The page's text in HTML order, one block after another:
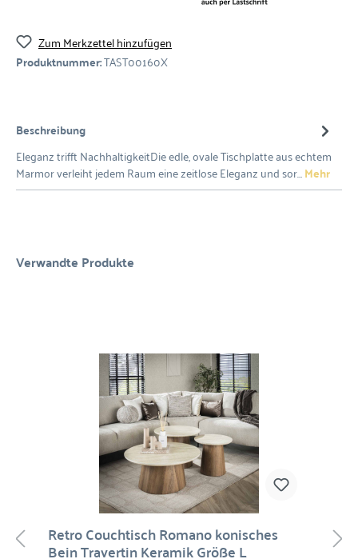
Zum Merkzettel hinzufügen
Produktnummer:TAST00160X
Beschreibung
Eleganz trifft NachhaltigkeitDie edle, ovale Tischplatte aus echtem
Marmor verleiht jedem Raum eine zeitlose Eleganz und sor…Mehr
Verwandte Produkte
Retro Couchtisch Romano konisches
Bein Travertin Keramik Größe L